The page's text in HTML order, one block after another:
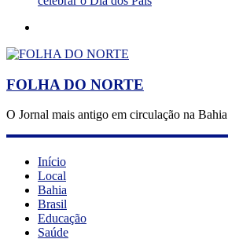
FOLHA DO NORTE
O Jornal mais antigo em circulação na Bahia
Início
Local
Bahia
Brasil
Educação
Saúde